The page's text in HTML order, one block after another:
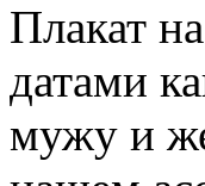
Плакат
датами
мужу и